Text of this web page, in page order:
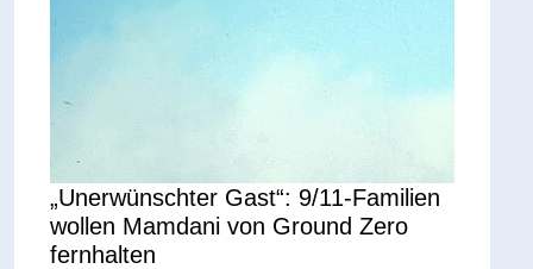
„Unerwünschter Gast“: 9/11-Familien
wollen Mamdani von Ground Zero
fernhalten